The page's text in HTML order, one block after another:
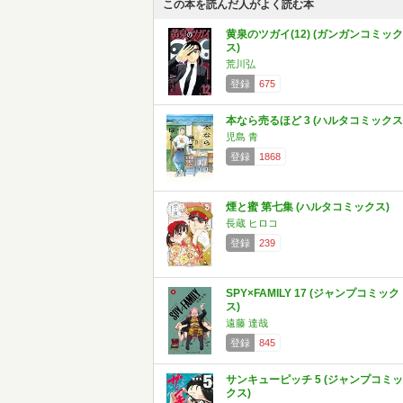
この本を読んだ人がよく読む本
黄泉のツガイ(12) (ガンガンコミック
ス)
荒川弘
登録
675
本なら売るほど 3 (ハルタコミック
児島 青
登録
1868
煙と蜜 第七集 (ハルタコミックス)
長蔵 ヒロコ
登録
239
SPY×FAMILY 17 (ジャンプコミック
ス)
遠藤 達哉
登録
845
サンキューピッチ 5 (ジャンプコミッ
クス)